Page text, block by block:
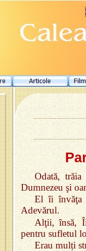
Odată,
Dumnezeu şi
El îi învăţa
Adevărul.
Alţii, însă,
pentru sufletul
Erau mulți